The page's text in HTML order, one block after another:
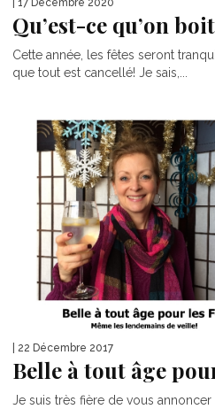
| 17 Décembre 2020
Qu’est-ce qu’on
Cette année, les fêtes seront
que tout est cancellé! Je sais,...
| 22 Décembre 2017
Belle à tout âge
Je suis très fière de vous